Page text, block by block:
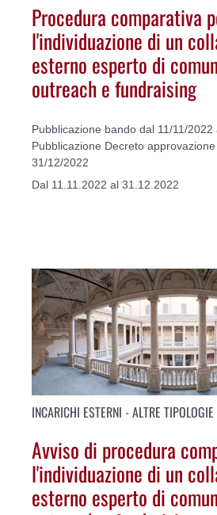
Procedura comparativa
l'individuazione di un
esterno esperto di
outreach e fundraising
Pubblicazione bando dal 11/11/2022
Pubblicazione Decreto
31/12/2022
Dal 11.11.2022 al 31.12.2022
INCARICHI ESTERNI - ALTRE TIPOLOGIE
Avviso di procedura
l'individuazione di un
esterno esperto di